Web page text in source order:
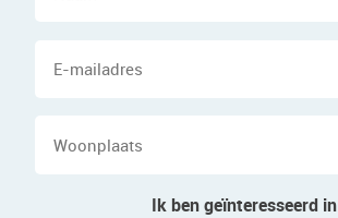
Ik ben geïnteresseerd in